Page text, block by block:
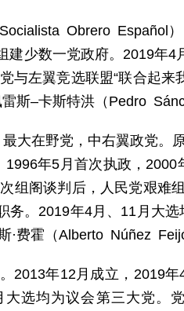
Obrero Español
建少数一党政府。2019年
与左翼竞选联盟“联合起来
斯–卡斯特洪（Pedro
大在野党，中右翼政党。
1996年5月首次执政，
组阁谈判后，人民党艰难
务。2019年4月、11月大
·费霍（Alberto Núñez
2013年12月成立，2019
选均为议会第三大党。